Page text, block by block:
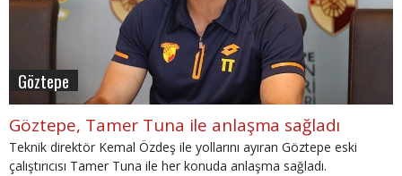
Göztepe
Göztepe, Tamer Tuna ile anlaşma sağladı
Teknik direktör Kemal Özdeş ile yollarını ayıran Göztepe eski
çalıştırıcısı Tamer Tuna ile her konuda anlaşma sağladı.